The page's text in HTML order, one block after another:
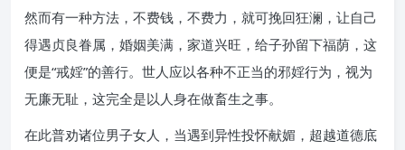
然而有一种方法，不费钱，不费力，就可挽回狂澜，让自己
得遇贞良眷属，婚姻美满，家道兴旺，给子孙留下福荫，这
便是“戒婬”的善行。世人应以各种不正当的邪婬行为，视为
无廉无耻，这完全是以人身在做畜生之事。
在此普劝诸位男子女人，当遇到异性投怀献媚，超越道德底